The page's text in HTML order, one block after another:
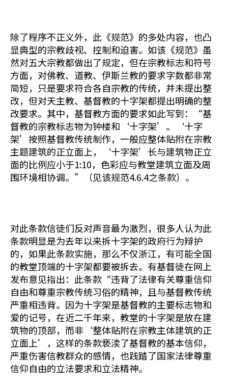
除了程序不正义外，此《规范》的多处内容，也凸
显典型的宗教歧视、控制和迫害。如该《规范》虽
然对五大宗教都做出了规定，但在宗教标志和符号
方面，对佛教、道教、伊斯兰教的要求字数都非常
简短，只是要求符合各自宗教的传统，并未提出整
改，但对天主教、基督教的十字架都提出明确的整
改要求。其中，基督教方面的要求如此写到：“基
督教的宗教标志物为钟楼和‘十字架’。‘十字
架’按照基督教传统制作，一般应整体贴附在宗教
主题建筑的正立面上，‘十字架’长与建筑物正立
面的比例应小于1:10，色彩应与教堂建筑立面及周
围环境相协调。”（见该规范4.6.4之条款）。
对此条款信徒们反对声音最为激烈，很多人认为此
条款明显是为去年以来拆十字架的政府行为辩护
的，如果此条款实施，那么不仅浙江，有可能全国
的教堂顶端的十字架都要被拆去。有基督徒在网上
发布意见指出：此条款“违背了法律有关尊重信仰
自由和尊重宗教传统习俗的精神，且与基督教传统
严重相违背。因为十字架是基督教的主要标志物和
爱的记号，在近二千年来，教堂的十字架是放在建
筑物的顶部，而非‘整体贴附在宗教主体建筑的正
立面上’，这样的条款亵渎了基督教的基本信仰，
严重伤害信教群众的感情，也践踏了国家法律尊重
信仰自由的立法要求和立法精神。